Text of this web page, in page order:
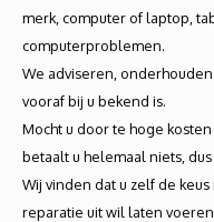
merk, computer of laptop,
computerproblemen.
We adviseren,
vooraf bij u bekend is.
Mocht u door te hoge
betaalt u helemaal niets,
Wij vinden dat u zelf de
reparatie uit wil laten